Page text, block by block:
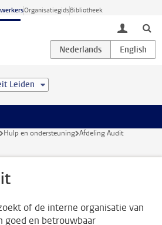
OrganisatiegidsBibliotheek
toggle
Leiden
Hulp en ondersteuning Afdeling Audit
of de interne organisatie van
goed en betrouwbaar